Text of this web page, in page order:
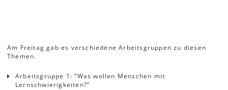
Am Freitag gab es verschiedene Arbeitsgruppen zu diesen
Themen.
Arbeitsgruppe 1: “Was wollen Menschen mit
Lernschwierigkeiten?”